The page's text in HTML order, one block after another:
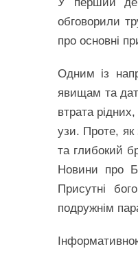
обговорили
про основні
Одним із
явищам та
втрата
узи. Проте, як
та глибокий
Новини про
Присутні
подружнім